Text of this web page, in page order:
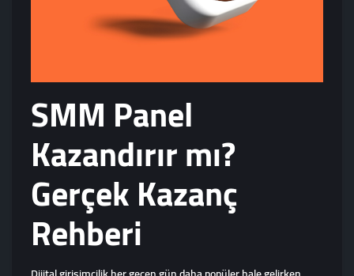
SMM Panel
Kazandırır mı?
Gerçek Kazanç
Rehberi